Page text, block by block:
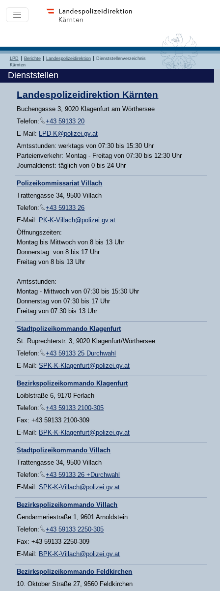
LPD Berichte Landespolizeidirektion
Dienststellenverzeichnis
Kärnten
Dienststellen
Landespolizeidirektion Kärnten
Buchengasse 3, 9020 Klagenfurt am Wörthersee
Telefon:
+43 59133 20
E-Mail: LPD-K@polizei.gv.at
Amtsstunden: werktags von 07:30 bis 15:30 Uhr
Parteienverkehr: Montag - Freitag von 07:30 bis 12:30 Uhr
Journaldienst: täglich von 0 bis 24 Uhr
Polizeikommissariat Villach
Trattengasse 34, 9500 Villach
Telefon:
+43 59133 26
E-Mail: PK-K-Villach@polizei.gv.at
Öffnungszeiten:
Montag bis Mittwoch von 8 bis 13 Uhr
Donnerstag von 8 bis 17 Uhr
Freitag von 8 bis 13 Uhr
Amtsstunden:
Montag - Mittwoch von 07:30 bis 15:30 Uhr
Donnerstag von 07:30 bis 17 Uhr
Freitag von 07:30 bis 13 Uhr
Stadtpolizeikommando Klagenfurt
St. Ruprechterstr. 3, 9020 Klagenfurt/Wörthersee
Telefon:
+43 59133 25 Durchwahl
E-Mail:SPK-K-Klagenfurt@polizei.gv.at
Bezirkspolizeikommando Klagenfurt
Loiblstraße 6, 9170 Ferlach
Telefon:
+43 59133 2100-305
Fax: +43 59133 2100-309
E-Mail: BPK-K-Klagenfurt@polizei.gv.at
Stadtpolizeikommando Villach
Trattengasse 34, 9500 Villach
Telefon:
+43 59133 26 +Durchwahl
E-Mail:SPK-K-Villach@polizei.gv.at
Bezirkspolizeikommando Villach
Gendarmeriestraße 1, 9601 Arnoldstein
Telefon:
+43 59133 2250-305
Fax: +43 59133 2250-309
E-Mail: BPK-K-Villach@polizei.gv.at
Bezirkspolizeikommando Feldkirchen
10. Oktober Straße 27, 9560 Feldkirchen